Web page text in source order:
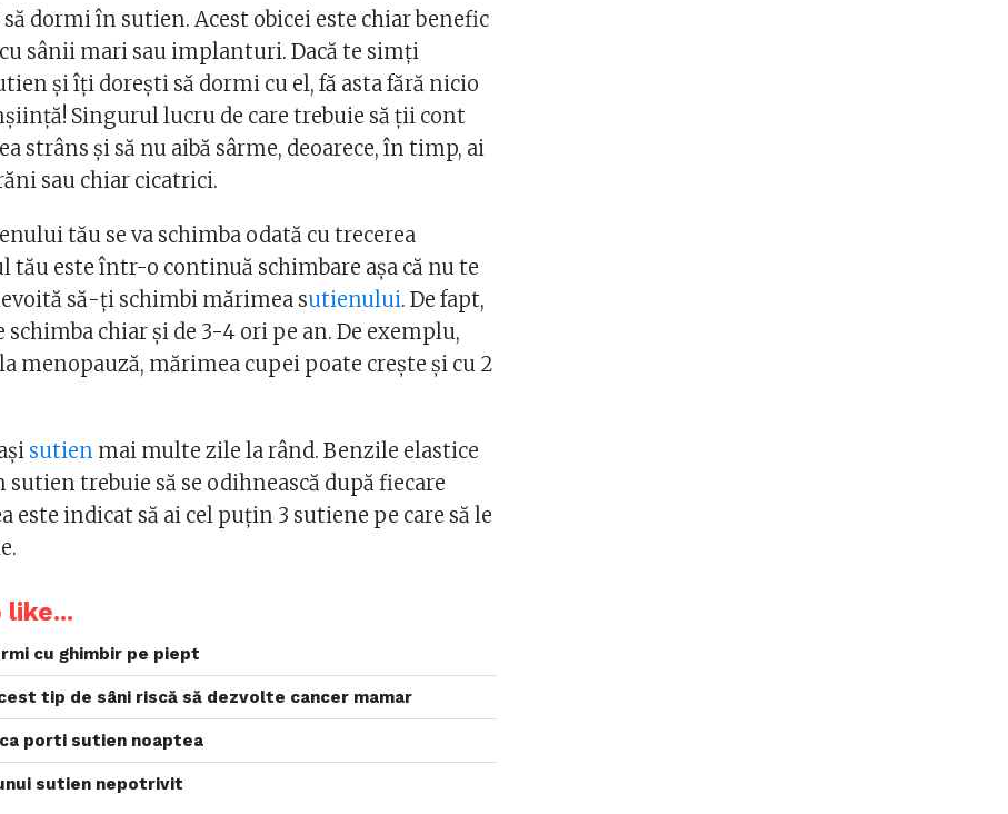
să dormi în sutien. Acest obicei este chiar benefic
sânii mari sau implanturi. Dacă te simți
și îți dorești să dormi cu el, fă asta fără nicio
Singurul lucru de care trebuie să ții cont
strâns și să nu aibă sârme, deoarece, în timp, ai
sau chiar cicatrici.
tău se va schimba odată cu trecerea
tău este într-o continuă schimbare așa că nu te
să-ți schimbi mărimea sutienului. De fapt,
schimba chiar și de 3-4 ori pe an. De exemplu,
menopauză, mărimea cupei poate crește și cu 2
sutien mai multe zile la rând. Benzile elastice
sutien trebuie să se odihnească după fiecare
este indicat să ai cel puțin 3 sutiene pe care să le
like...
cu ghimbir pe piept
tip de sâni riscă să dezvolte cancer mamar
porti sutien noaptea
sutien nepotrivit